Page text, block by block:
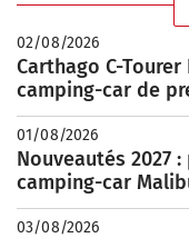
02/08/2026
Carthago C-Tourer
camping-car de
01/08/2026
Nouveautés 2027
camping-car
03/08/2026